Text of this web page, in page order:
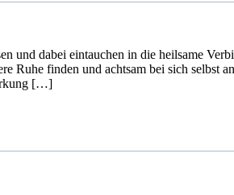
und dabei eintauchen in die heilsame
Ruhe finden und achtsam bei sich selbst
[…]